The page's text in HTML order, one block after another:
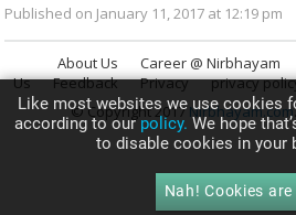
Published on January 11, 2017 at 12:19 pm
About Us Career @ Nirbhayam
Us
Feedback Privacy privacy
© Copyright 2017Nirbhayam.com
Like most websites we use cookies
according to ourpolicy.We hope
to disable cookies in your
Nah! Cookies